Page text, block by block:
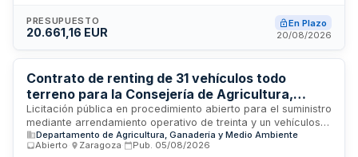
gestor. Se emplea procedimiento abierto simplificado
abreviado con criterio de adjudicación basado en la mejor
PRESUPUESTO
20.661,16 EUR
En Plazo
20/08/2026
Contrato de renting de 31 vehículos todo
terreno para la Consejería de Agricultura,
Ganadería y Alimentación de Aragón
Licitación pública en procedimiento abierto para el suministro
mediante arrendamiento operativo de treinta y un vehículos
todoterreno destinados a la Consejería de Agricultura,
Ganadería y Alimentación de la Administración de la
Departamento de Agricultura, Ganadería y Medio Ambiente
Abierto
Zaragoza Pub. 05/08/2026